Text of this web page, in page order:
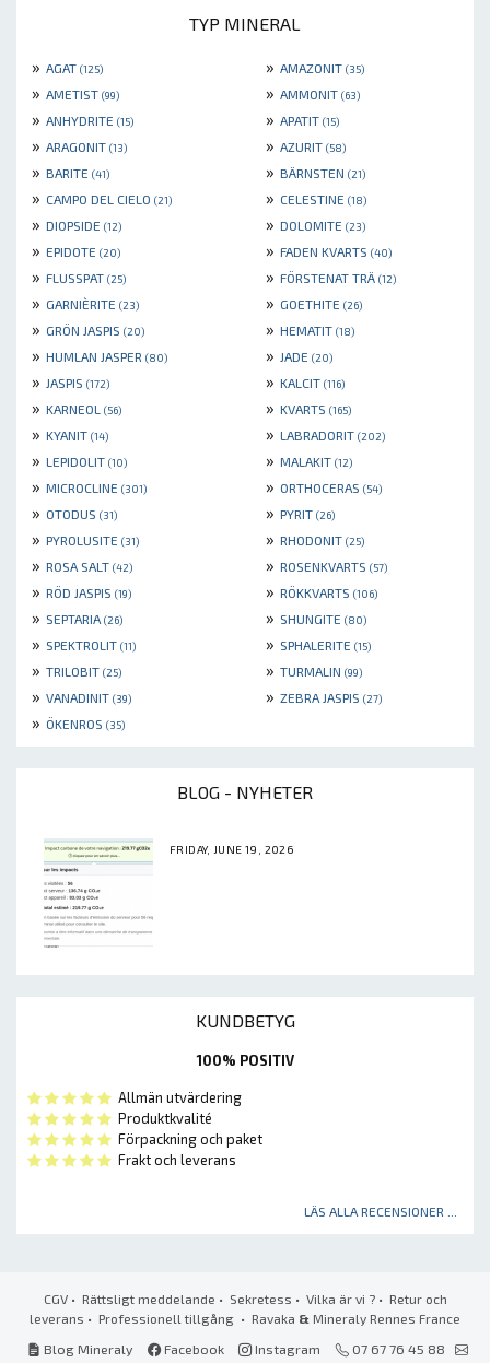
TYP MINERAL
» AGAT (125) » AMAZONIT (35)
» AMETIST (99) » AMMONIT (63)
» ANHYDRITE (15) » APATIT (15)
» ARAGONIT (13) » AZURIT (58)
» BARITE (41) » BÄRNSTEN (21)
» CAMPO DEL CIELO (21) » CELESTINE (18)
» DIOPSIDE (12) » DOLOMITE (23)
» EPIDOTE (20) » FADEN KVARTS (40)
» FLUSSPAT (25) » FÖRSTENAT TRÄ (12)
» GARNIÈRITE (23) » GOETHITE (26)
» GRÖN JASPIS (20) » HEMATIT (18)
» HUMLAN JASPER (80) » JADE (20)
» JASPIS (172) » KALCIT (116)
» KARNEOL (56) » KVARTS (165)
» KYANIT (14) » LABRADORIT (202)
» LEPIDOLIT (10) » MALAKIT (12)
» MICROCLINE (301) » ORTHOCERAS (54)
» OTODUS (31) » PYRIT (26)
» PYROLUSITE (31) » RHODONIT (25)
» ROSA SALT (42) » ROSENKVARTS (57)
» RÖD JASPIS (19) » RÖKKVARTS (106)
» SEPTARIA (26) » SHUNGITE (80)
» SPEKTROLIT (11) » SPHALERITE (15)
» TRILOBIT (25) » TURMALIN (99)
» VANADINIT (39) » ZEBRA JASPIS (27)
» ÖKENROS (35)
BLOG - NYHETER
FRIDAY, JUNE 19, 2026
KUNDBETYG
100% POSITIV
Allmän utvärdering
Produktkvalité
Förpackning och paket
Frakt och leverans
LÄS ALLA RECENSIONER ...
CGV• Rättsligt meddelande • Sekretess • Vilka är vi ?• Retur och
leverans • Professionell tillgång • Ravaka & Mineraly Rennes France
Blog Mineraly
Facebook Instagram
07 67 76 45 88